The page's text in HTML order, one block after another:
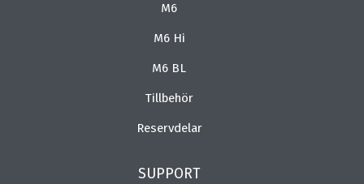
M6
M6 Hi
M6 BL
Tillbehör
Reservdelar
SUPPORT